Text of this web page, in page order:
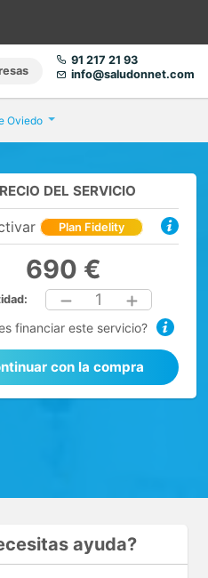
91 217 21 93
info@saludonnet.com
Oviedo
DEL SERVICIO
Plan Fidelity
690 €
1
financiar este servicio?
con la compra
ayuda?